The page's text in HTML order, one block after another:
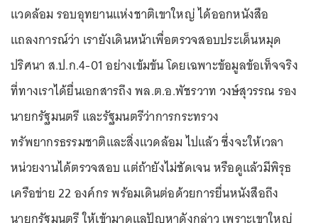
แวดล้อม รอบอุทยานแห่งชาติเขาใหญ่ ได้ออกหนังสือ
แถลงการณ์ว่า เรายังเดินหน้าเพื่อตรวจสอบประเด็นหมุด
ปริศนา ส.ป.ก.4-01 อย่างเข้มข้น โดยเฉพาะข้อมูลข้อเท็จจริง
ที่ทางเราได้ยื่นเอกสารถึง พล.ต.อ.พัชรวาท วงษ์สุวรรณ รอง
นายกรัฐมนตรี และรัฐมนตรีว่าการกระทรวง
ทรัพยากรธรรมชาติและสิ่งแวดล้อม ไปแล้ว ซึ่งจะให้เวลา
หน่วยงานได้ตรวจสอบ แต่ถ้ายังไม่ชัดเจน หรือดูแล้วมีพิรุธ
เครือข่าย 22 องค์กร พร้อมเดินต่อด้วยการยื่นหนังสือถึง
นายกรัฐมนตรี ให้เข้ามาดูแลปัญหาดังกล่าว เพราะเขาใหญ่